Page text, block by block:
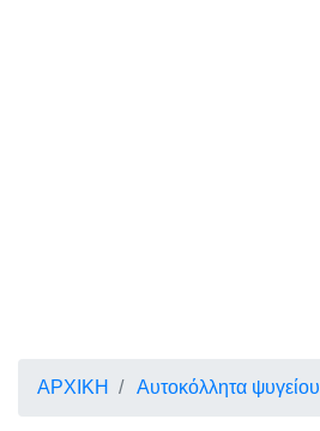
ΑΡΧΙΚΗ Αυτοκόλλητα ψυγείου